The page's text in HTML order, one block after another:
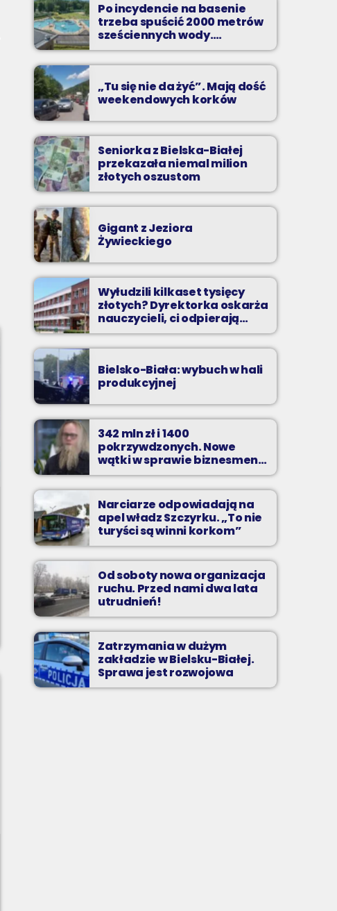
Planujesz domową prywatkę? Chcesz
rozgrzać się przed sobotnią imprezą? Masz
ochotę pobawić się ze znajomymi przy
Po incydencie na basenie
trzeba spuścić 2000 metrów
sześciennych wody.
„Ogromne koszty i ogromna
praca”
„Tu się nie da żyć”. Mają dość
weekendowych korków
Seniorka z Bielska-Białej
przekazała niemal milion
złotych oszustom
Gigant z Jeziora
Żywieckiego
Wyłudzili kilkaset tysięcy
złotych? Dyrektorka oskarża
nauczycieli, ci odpierają
zarzuty
Bielsko-Biała: wybuch w hali
produkcyjnej
342 mln zł i 1400
pokrzywdzonych. Nowe
wątki w sprawie biznesmena
z Bielska-Białej
Narciarze odpowiadają na
apel władz Szczyrku. „To nie
turyści są winni korkom”
Od soboty nowa organizacja
ruchu. Przed nami dwa lata
utrudnień!
Zatrzymania w dużym
zakładzie w Bielsku-Białej.
Sprawa jest rozwojowa